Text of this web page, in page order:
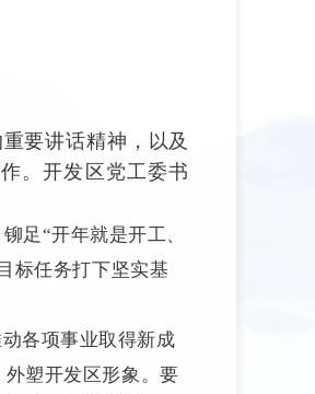
要讲话精神，以及
。开发区党工委书
足“开年就是开工、
标任务打下坚实基
各项事业取得新成
塑开发区形象。要